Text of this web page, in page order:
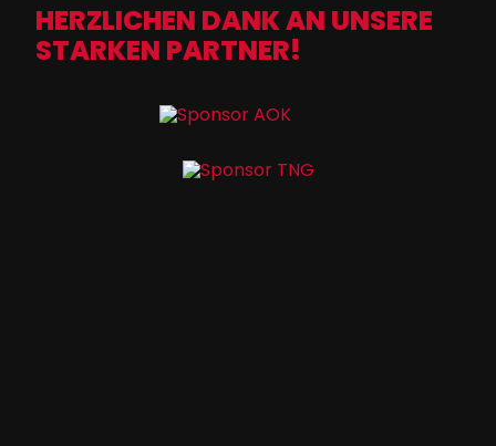
HERZLICHEN DANK AN UNSERE
STARKEN PARTNER!